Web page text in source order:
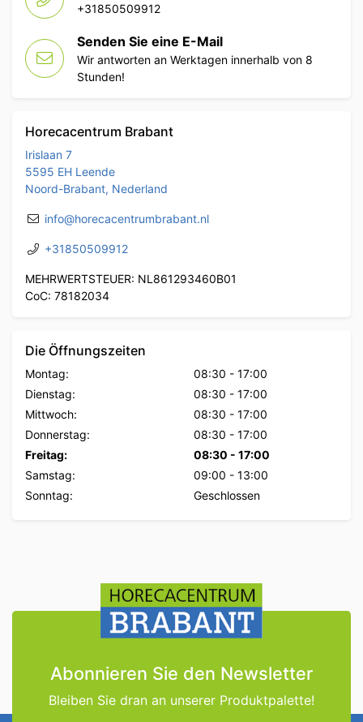
+31850509912
Senden Sie eine E-Mail
Wir antworten an Werktagen innerhalb von 8
Stunden!
Horecacentrum Brabant
Irislaan 7
5595 EH Leende
Noord-Brabant, Nederland
info@horecacentrumbrabant.nl
+31850509912
MEHRWERTSTEUER: NL861293460B01
CoC: 78182034
Die Öffnungszeiten
Montag: 08:30 - 17:00
Dienstag:
08:30 - 17:00
Mittwoch:
08:30 - 17:00
Donnerstag:
08:30 - 17:00
Freitag:
08:30 - 17:00
Samstag:
09:00 - 13:00
Sonntag:
Geschlossen
Abonnieren Sie den Newsletter
Bleiben Sie dran an unserer Produktpalette!